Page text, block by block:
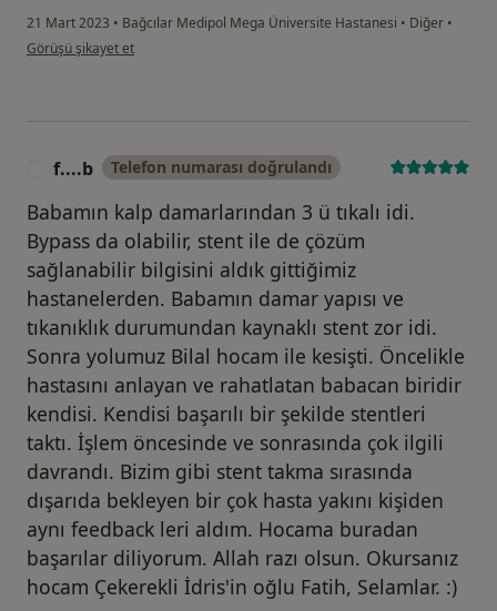
21 Mart 2023 • Bağcılar Medipol Mega Üniversite Hastanesi • Diğer •
kullanıcının görüşüne göre m....ö
Görüşü şikayet et
f....b Telefon numarası doğrulandı
Babamın kalp damarlarından 3 ü tıkalı idi.
Bypass da olabilir, stent ile de çözüm
sağlanabilir bilgisini aldık gittiğimiz
hastanelerden. Babamın damar yapısı ve
tıkanıklık durumundan kaynaklı stent zor idi.
Sonra yolumuz Bilal hocam ile kesişti. Öncelikle
hastasını anlayan ve rahatlatan babacan biridir
kendisi. Kendisi başarılı bir şekilde stentleri
taktı. İşlem öncesinde ve sonrasında çok ilgili
davrandı. Bizim gibi stent takma sırasında
dışarıda bekleyen bir çok hasta yakını kişiden
aynı feedback leri aldım. Hocama buradan
başarılar diliyorum. Allah razı olsun. Okursanız
hocam Çekerekli İdris'in oğlu Fatih, Selamlar. :)